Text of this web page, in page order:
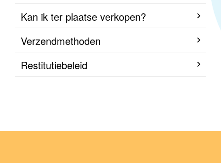
Kan ik ter plaatse verkopen?
Verzendmethoden
Restitutiebeleid